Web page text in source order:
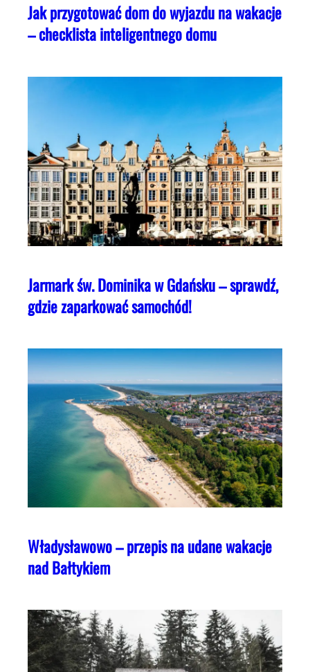
Jak przygotować dom do wyjazdu na wakacje
– checklista inteligentnego domu
Jarmark św. Dominika w Gdańsku – sprawdź,
gdzie zaparkować samochód!
Władysławowo – przepis na udane wakacje
nad Bałtykiem